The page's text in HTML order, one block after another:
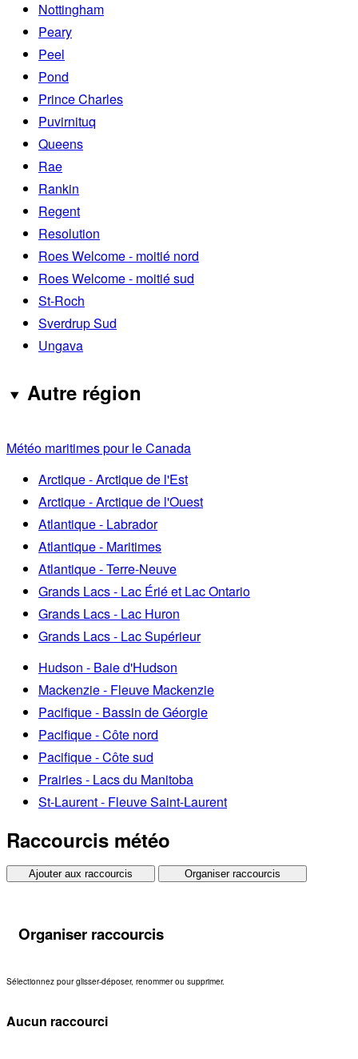
Nottingham
Peary
Peel
Pond
Prince Charles
Puvirnituq
Queens
Rae
Rankin
Regent
Resolution
Roes Welcome - moitié nord
Roes Welcome - moitié sud
St-Roch
Sverdrup Sud
Ungava
Autre région
Météo maritimes pour le Canada
Arctique - Arctique de l'Est
Arctique - Arctique de l'Ouest
Atlantique - Labrador
Atlantique - Maritimes
Atlantique - Terre-Neuve
Grands Lacs - Lac Érié et Lac Ontario
Grands Lacs - Lac Huron
Grands Lacs - Lac Supérieur
Hudson - Baie d'Hudson
Mackenzie - Fleuve Mackenzie
Pacifique - Bassin de Géorgie
Pacifique - Côte nord
Pacifique - Côte sud
Prairies - Lacs du Manitoba
St-Laurent - Fleuve Saint-Laurent
Raccourcis météo
Ajouter aux raccourcis Organiser raccourcis
Organiser raccourcis
Sélectionnez pour glisser-déposer, renommer ou supprimer.
Aucun raccourci